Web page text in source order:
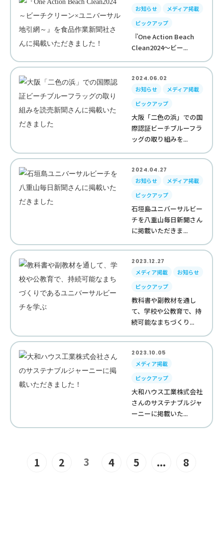
お知らせ
メディア掲載
ピックアップ
『One Action Beach
Clean2024～ビー...
2024.06.02
お知らせ
メディア掲載
ピックアップ
大阪「二色の浜」での国
際認証ビーチブルーフラ
ッグの取り組みを...
2024.04.27
お知らせ
メディア掲載
ピックアップ
石垣島ユニバーサルビー
チを八重山毎日新聞さん
に掲載いただきま...
2023.12.27
メディア掲載
お知らせ
ピックアップ
教科書や副教材を通し
て、学校や公教育で、持
続可能なまちづくり...
2023.10.05
メディア掲載
ピックアップ
大和ハウス工業株式会社
さんのサステナブルジャ
ーニーに掲載いた...
1 2 3 4 5 ... 8